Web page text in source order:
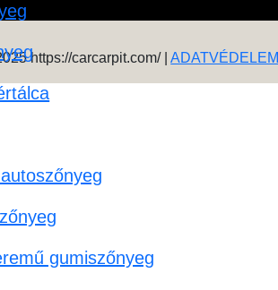
gumiszőnyeg
https://carcarpit.com/ |ADATVÉDELEM